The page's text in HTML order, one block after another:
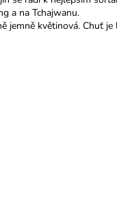
a na Tchajwanu.
jemně květinová. Chuť